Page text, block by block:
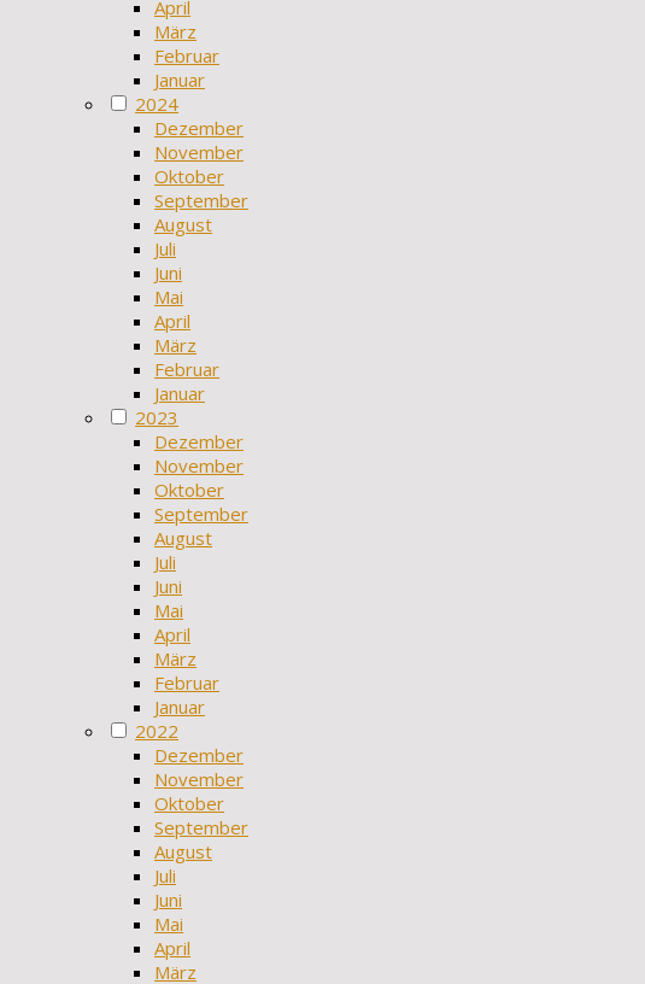
April
März
Februar
Januar
2024
Dezember
November
Oktober
September
August
Juli
Juni
Mai
April
März
Februar
Januar
2023
Dezember
November
Oktober
September
August
Juli
Juni
Mai
April
März
Februar
Januar
2022
Dezember
November
Oktober
September
August
Juli
Juni
Mai
April
März